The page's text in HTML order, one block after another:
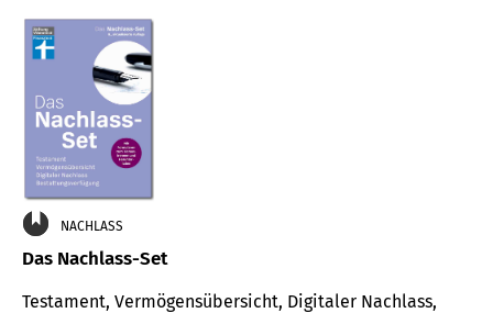
NACHLASS
Das Nachlass-Set
Testament, Vermögens­übersicht, Digitaler Nach­lass,